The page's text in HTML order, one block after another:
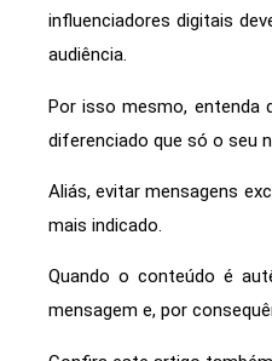
influenciadores digitais
audiência.
Por isso mesmo, entenda
diferenciado que só o seu
Aliás, evitar mensagens
mais indicado.
Quando o conteúdo é
mensagem e, por